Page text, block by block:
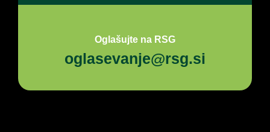
Oglašujte na RSG
oglasevanje@rsg.si